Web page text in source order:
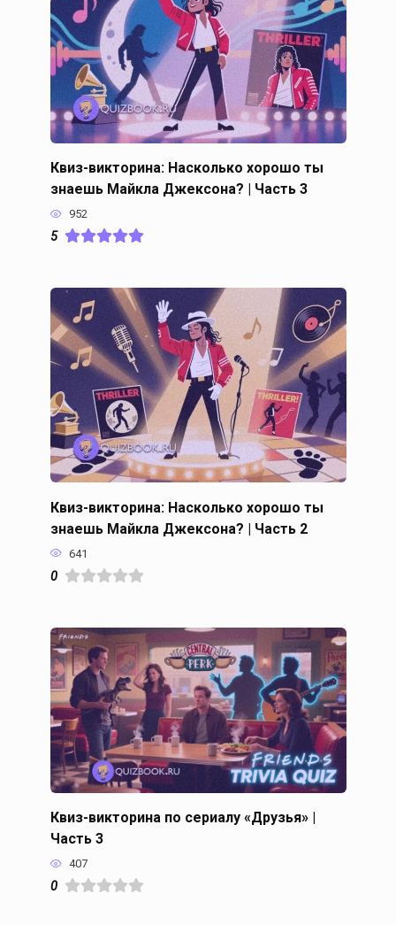
Квиз-викторина: Насколько хорошо ты
знаешь Майкла Джексона? | Часть 3
952
5
Квиз-викторина: Насколько хорошо ты
знаешь Майкла Джексона? | Часть 2
641
0
Квиз-викторина по сериалу «Друзья» |
Часть 3
407
0